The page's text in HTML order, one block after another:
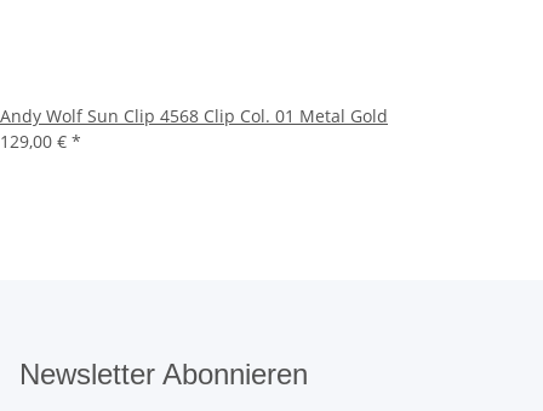
Andy Wolf Sun Clip 4568 Clip Col. 01 Metal Gold
129,00 € *
Newsletter Abonnieren